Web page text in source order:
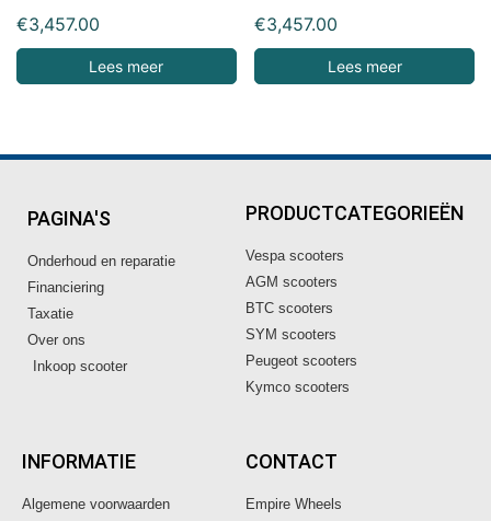
€3,457.00
Lees meer
€3,457.00
Lees meer
PAGINA'S
Onderhoud en reparatie
Financiering
Taxatie
Over ons
Inkoop scooter
PRODUCTCATEGORIEËN
Vespa scooters
AGM scooters
BTC scooters
SYM scooters
Peugeot scooters
Kymco scooters
INFORMATIE
Algemene voorwaarden
CONTACT
Empire Wheels